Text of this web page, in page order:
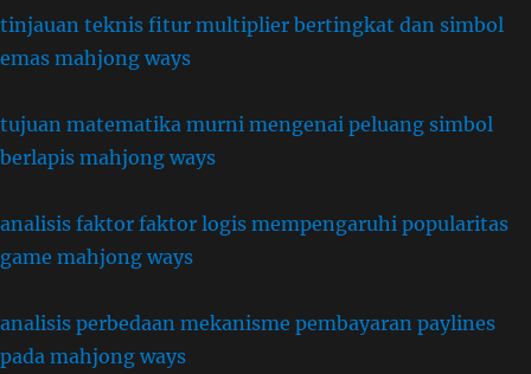
tinjauan teknis fitur multiplier bertingkat dan simbol
emas mahjong ways
tujuan matematika murni mengenai peluang simbol
berlapis mahjong ways
analisis faktor faktor logis mempengaruhi popularitas
game mahjong ways
analisis perbedaan mekanisme pembayaran paylines
pada mahjong ways